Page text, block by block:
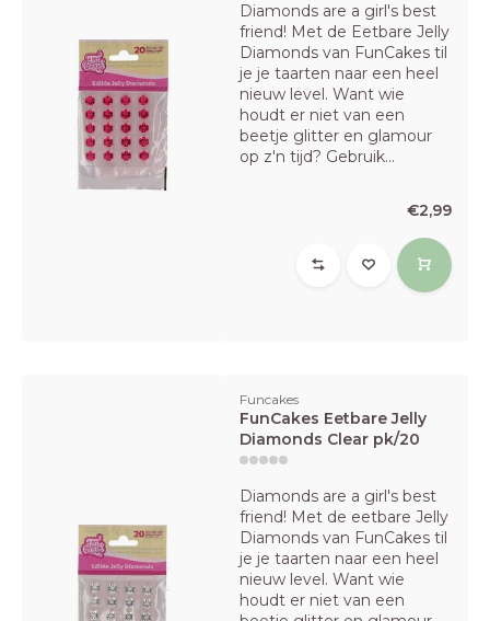
Diamonds are a girl's best
friend! Met de Eetbare Jelly
Diamonds van FunCakes til
je je taarten naar een heel
nieuw level. Want wie
houdt er niet van een
beetje glitter en glamour
op z'n tijd? Gebruik...
€2,99
Funcakes
FunCakes Eetbare Jelly
Diamonds Clear pk/20
Diamonds are a girl's best
friend! Met de eetbare Jelly
Diamonds van FunCakes til
je je taarten naar een heel
nieuw level. Want wie
houdt er niet van een